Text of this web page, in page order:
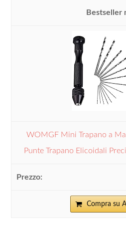
WOMGF Mini Trapano a
Punte Trapano Elicoidali
Compra su